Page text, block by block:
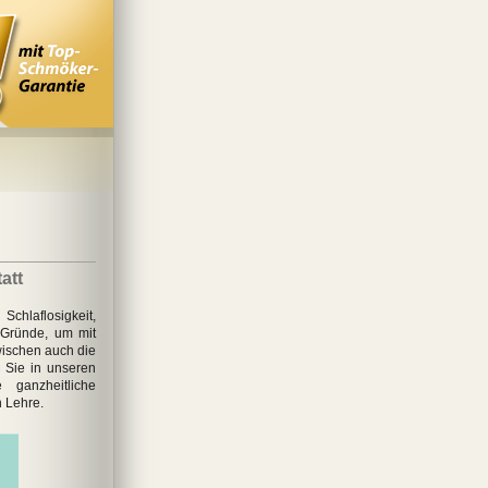
um mit
auch die
Sie in unseren
Lehre.